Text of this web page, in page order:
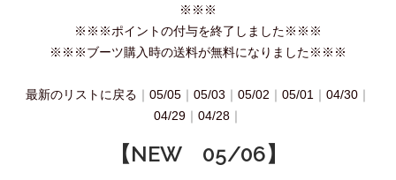
※※※
※※※ポイントの付与を終了しました※※※
※※※ブーツ購入時の送料が無料になりました※※※
最新のリストに戻る ｜ 05/05 ｜ 05/03 ｜ 05/02 ｜ 05/01 ｜ 04/30 ｜
04/29 ｜ 04/28 ｜
【NEW 05/06】